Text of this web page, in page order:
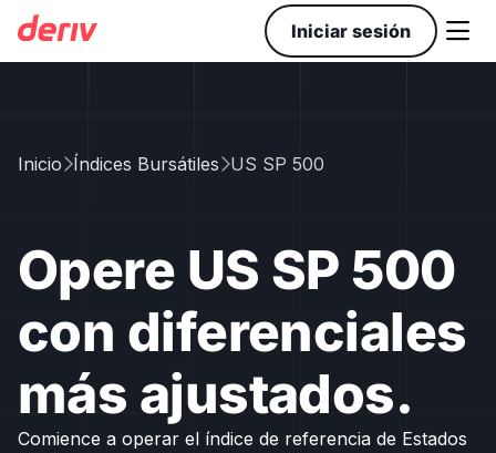
Iniciar sesión 
InicioÍndices BursátilesUS SP 500
Opere US SP 500
con diferenciales
más ajustados.
Comience a operar el índice de referencia de Estados